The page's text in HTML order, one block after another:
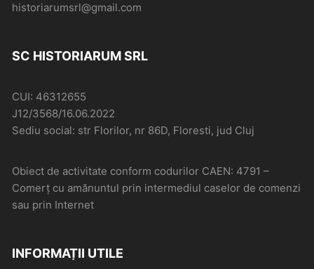
historiarumsrl@gmail.com
SC HISTORIARUM SRL
CUI: 46312655
J12/3568/16.06.2022
Sediu social: str Florilor, nr 86D, Floresti, jud Cluj
Obiect de activitate conform codurilor CAEN: 4791 –
Comerţ cu amănuntul prin intermediul caselor de comenzi
sau prin Internet
INFORMAȚII UTILE